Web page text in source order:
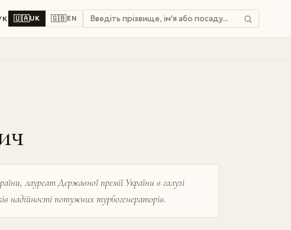
🇺🇦UK 🇬🇧EN
лауреат Державної премії України в галузі
надійності потужних турбогенераторів.